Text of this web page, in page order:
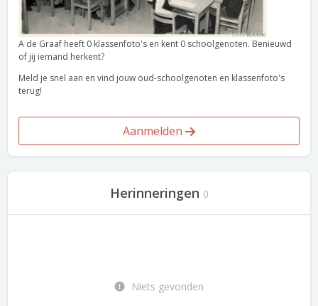
A de Graaf heeft 0 klassenfoto's en kent 0 schoolgenoten. Benieuwd
of jij iemand herkent?
Meld je snel aan en vind jouw oud-schoolgenoten en klassenfoto's
terug!
Aanmelden
Herinneringen 0
Niets gevonden